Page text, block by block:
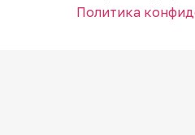
Политика